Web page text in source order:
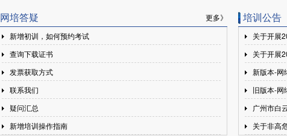
网培答疑
更多》
新增初训，如何预约考试
查询下载证书
发票获取方式
联系我们
疑问汇总
新增培训操作指南
培训公告
关于开展
关于开展
新版本-网
旧版本-网
广州市白
关于非高